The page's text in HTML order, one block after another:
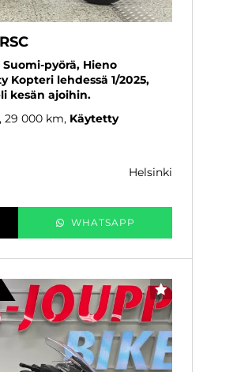
Suomi-pyörä, Hieno
Kopteri lehdessä 1/2025,
kesän ajoihin.
29 000 km Käytetty
helsinki
WHATSAPP
SUOSIKKI